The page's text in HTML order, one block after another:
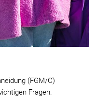
(FGM/C)
Fragen.